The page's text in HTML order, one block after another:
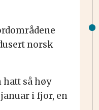
norsk
så høy
i fjor, en